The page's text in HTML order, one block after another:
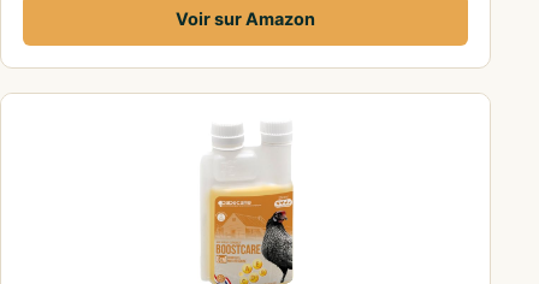
Voir sur Amazon